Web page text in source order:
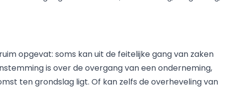
opgevat: soms kan uit de feitelijke gang van zaken
is over de overgang van een onderneming,
ten grondslag ligt. Of kan zelfs de overheveling van